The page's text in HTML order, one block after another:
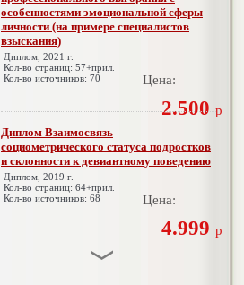
особенностями эмоциональной сферы
личности (на примере специалистов
взыскания)
Диплом, 2021 г.
Кол-во страниц: 57+прил.
Кол-во источников: 70
Цена:
2.500 р
Диплом Взаимосвязь
социометрического статуса подростков
и склонности к девиантному поведению
Диплом, 2019 г.
Кол-во страниц: 64+прил.
Кол-во источников: 68
Цена:
4.999 р